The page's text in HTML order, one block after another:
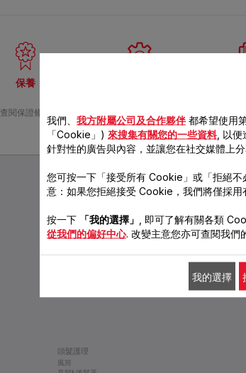
保養
查閱保證條款
使
2合1蒸氣吸塵機 鍋具及廚具
鍋具
廚刀及餐具
高速煲
頭髮護理
風筒
我們、 我方附屬公司及合作夥伴都希望使用
「Cookie」) 來搜集有關您的一些資料, 以便
針對性的廣告與內容，並讓您在社交媒體上
您可按一下「接受所有 Cookie」或「拒絕
意：如果您拒絕接受 Cookie，我們將僅採
按一下 「我的選擇」
, 即可了解有關各類
從我們的偏好中心. 改變主意您亦可查閱我們
我的選擇